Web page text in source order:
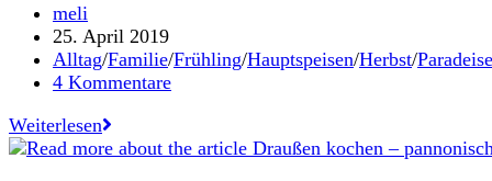
schön
gedeckte
Tafel
/
In
Kooperation
Beitrags-
Autor:
meli
Beitrag
veröffentlicht:
25. April 2019
Beitrags-
Kategorie:
Alltag/Familie/Frühling/Hauptspeisen/Herbst/
Beitrags-
4 Kommentare
WeiterlesenWas
ich